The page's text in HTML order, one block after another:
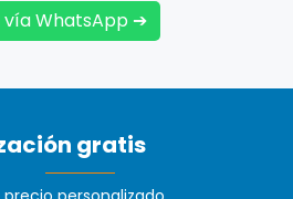
vía WhatsApp ➔
gratis